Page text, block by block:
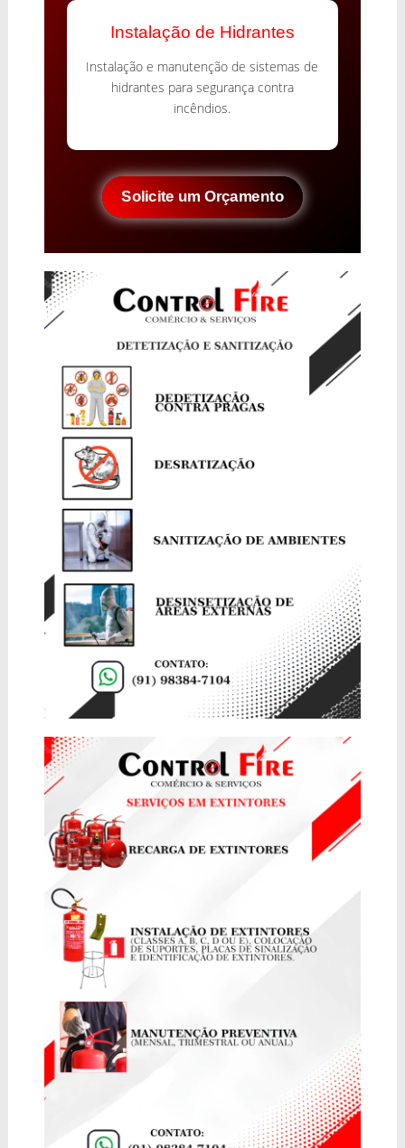
Instalação de Hidrantes
Instalação e manutenção de sistemas de
hidrantes para segurança contra
incêndios.
Solicite um Orçamento